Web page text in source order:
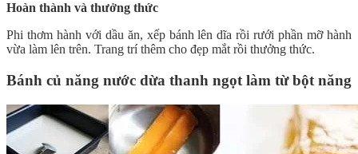
Hoàn thành và thưởng thức
Phi thơm hành với dầu ăn, xếp bánh lên dĩa rồi rưới phần mỡ hành
vừa làm lên trên. Trang trí thêm cho đẹp mắt rồi thưởng thức.
Bánh củ năng nước dừa thanh ngọt làm từ bột năng